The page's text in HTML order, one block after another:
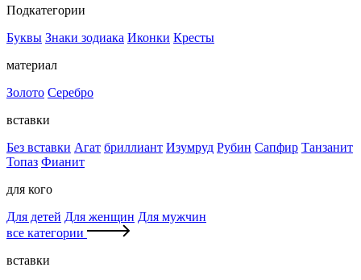
Подкатегории
Буквы Знаки зодиака Иконки Кресты
материал
Золото Серебро
вставки
Без вставки Агат бриллиант Изумруд Рубин Сапфир Танзанит
Топаз Фианит
для кого
Для детей Для женщин Для мужчин
все категории
вставки